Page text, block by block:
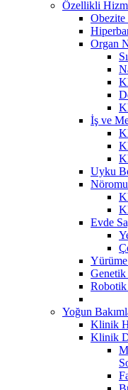
Özellikli
Organ
İş ve
Uyku
Evde
Genetik
Robotik
Yoğun
Klinik
Klinik